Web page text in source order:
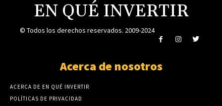
EN QUÉ INVERTIR
© Todos los derechos reservados. 2009-2024
Acerca de nosotros
ACERCA DE EN QUÉ INVERTIR
POLÍTICAS DE PRIVACIDAD